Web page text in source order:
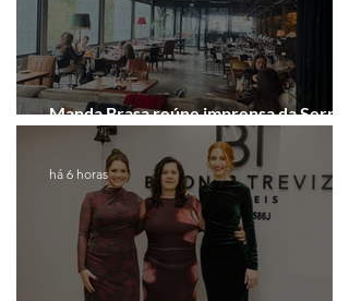
Manda Brasa reúne imprensa da Serra
Gaúcha para falar de expansão
há 6 horas